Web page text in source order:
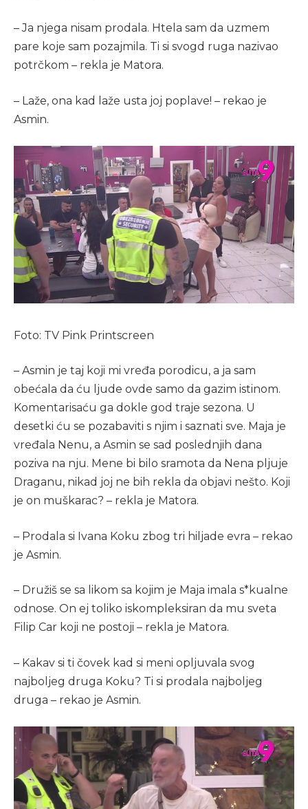
– Ja njega nisam prodala. Htela sam da uzmem
pare koje sam pozajmila. Ti si svogd ruga nazivao
potrčkom – rekla je Matora.
– Laže, ona kad laže usta joj poplave! – rekao je
Asmin.
Foto: TV Pink Printscreen
– Asmin je taj koji mi vređa porodicu, a ja sam
obećala da ću ljude ovde samo da gazim istinom.
Komentarisaću ga dokle god traje sezona. U
desetki ću se pozabaviti s njim i saznati sve. Maja je
vređala Nenu, a Asmin se sad poslednjih dana
poziva na nju. Mene bi bilo sramota da Nena pljuje
Draganu, nikad joj ne bih rekla da objavi nešto. Koji
je on muškarac? – rekla je Matora.
– Prodala si Ivana Koku zbog tri hiljade evra – rekao
je Asmin.
– Družiš se sa likom sa kojim je Maja imala s*kualne
odnose. On ej toliko iskompleksiran da mu sveta
Filip Car koji ne postoji – rekla je Matora.
– Kakav si ti čovek kad si meni opljuvala svog
najboljeg druga Koku? Ti si prodala najboljeg
druga – rekao je Asmin.